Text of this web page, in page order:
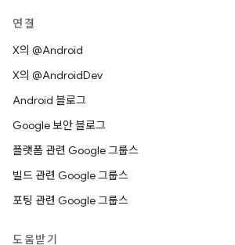
연결
X의 @Android
X의 @AndroidDev
Android 블로그
Google 보안 블로그
플랫폼 관련 Google 그룹스
빌드 관련 Google 그룹스
포팅 관련 Google 그룹스
도움받기